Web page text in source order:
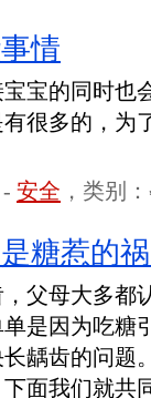
情
宝的同时也
很多的，为
- 安全 ，类别
糖惹的
父母大多都
是因为吃糖
龋齿的问题
面我们就共